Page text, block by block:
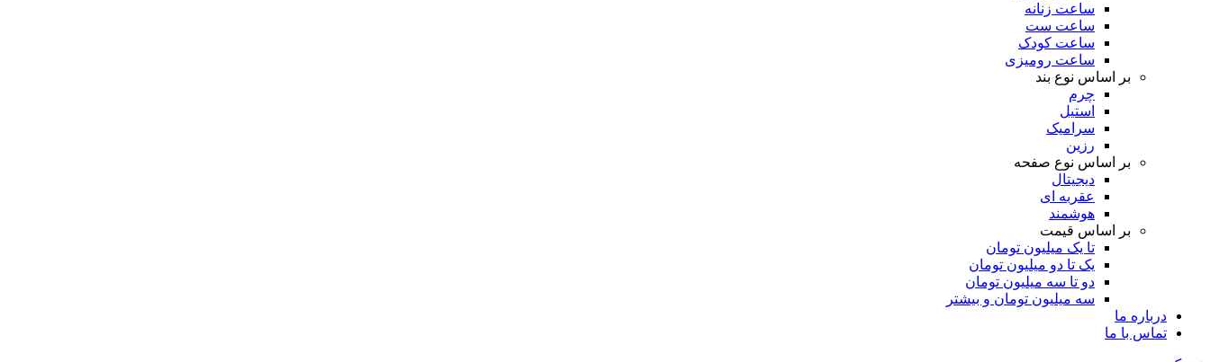
ساعت زنانه
ساعت ست
ساعت کودک
ساعت رومیزی
بر اساس نوع بند
چرم
استیل
سرامیک
رزین
بر اساس نوع صفحه
دیجیتال
عقربه ای
هوشمند
بر اساس قیمت
تا یک میلیون تومان
یک تا دو میلیون تومان
دو تا سه میلیون تومان
سه میلیون تومان و بیشتر
درباره ما
تماس با ما